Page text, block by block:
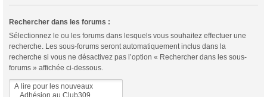
Rechercher dans les forums :
Sélectionnez le ou les forums dans lesquels vous souhaitez effectuer une
recherche. Les sous-forums seront automatiquement inclus dans la
recherche si vous ne désactivez pas l’option « Rechercher dans les sous-
forums » affichée ci-dessous.